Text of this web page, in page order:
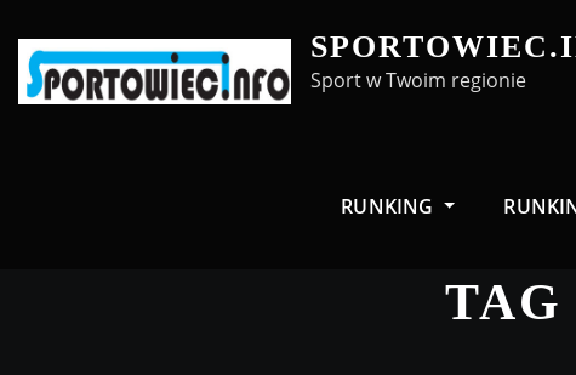
content
Sport w Twoim regionie
RUNKING